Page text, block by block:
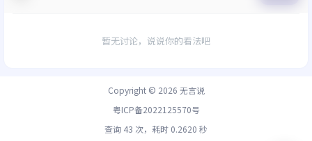
暂无讨论，说说你的看法吧
Copyright © 2026 无言说
粤ICP备2022125570号
查询 43 次，耗时 0.2620 秒